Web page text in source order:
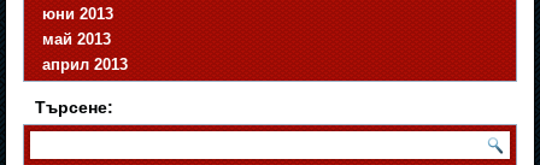
юни 2013
май 2013
април 2013
Търсене: